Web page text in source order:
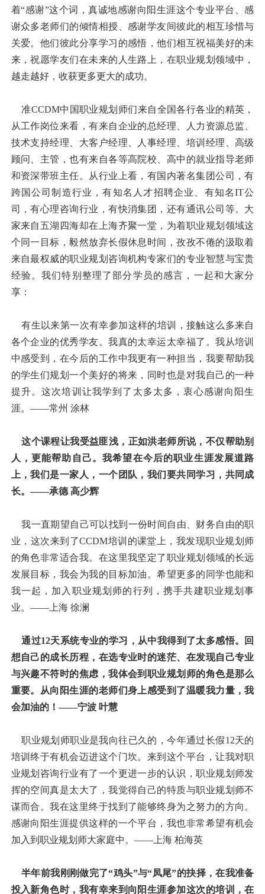
着“感谢”这个词，真诚地感谢向阳生涯这个专业平台、感
谢众多老师们的倾情相授、感谢学友间彼此的相互珍惜与
关爱。他们彼此分享学习的感悟，他们相互祝福美好的未
来，祝愿学友们在未来的人生路上，在职业规划领域中，
越走越好，收获更多更大的成功。
准CCDM中国职业规划师们来自全国各行各业的精英，
从工作岗位来看，有来自企业的总经理、人力资源总监、
技术支持经理、大客户经理、人事经理、培训经理、高级
顾问、主管，也有来自各等高院校、高中的就业指导老师
和资深带班主任。从行业上看，有国内著名集团公司，有
跨国公司制造行业，有知名人才招聘企业、有知名IT公
司，有心理咨询行业，有快消集团，还有通讯公司等。大
家来自五湖四海却在上海齐聚一堂，为着职业规划领域这
个同一目标，毅然放弃长假休息时间，孜孜不倦的汲取着
来自最权威的职业规划咨询机构专家们的专业智慧与宝贵
经验。我们特别整理了部分学员的感言，一起和大家分
享：
有生以来第一次有幸参加这样的培训，接触这么多来自
各个企业的优秀学友。我真的太幸运太幸福了。我从培训
中感受到，在今后的工作中我更有一种担当，我要帮助我
的学生们规划一个美好的将来，同时也是对我自己的一种
提升。这次培训让我学到了太多太多，衷心感谢向阳生
涯。——常州 涂林
这个课程让我受益匪浅，正如洪老师所说，不仅帮助别
人，更能帮助自己。我希望在今后的职业生涯发展道路
上，我们是一家人，一个团队，我们要共同学习，共同成
长。——承德 高少辉
我一直期望自己可以找到一份时间自由、财务自由的职
业，这次来到了CCDM培训的课堂上，我发现职业规划师
的角色非常适合我。在这里我坚定了职业规划领域的长远
发展目标，我会为我的目标加油。希望更多的同学也能和
我一起，加入职业规划师的行列，携手共建职业规划事
业。——上海 徐澜
通过12天系统专业的学习，从中我得到了太多感悟。回
想自己的成长历程，在选专业时的迷茫、在发现自己专业
与兴趣不符时的焦虑，我体会到职业规划师的角色是那么
重要。从向阳生涯的老师们身上感受到了温暖我力量，我
会加油的！——宁波 叶慧
职业规划师职业是我向往已久的，今年通过长假12天的
培训终于有机会迈进这个门坎。来到这个平台，让我对职
业规划咨询行业有了一个更进一步的认识，职业规划师发
挥的空间真是太大了，我觉得自己的特质与职业规划师不
谋而合。我在这里终于找到了能够终身为之努力的方向。
感谢向阳生涯提供这样的一个平台，我也非常希望有机会
加入到职业规划师大家庭中。——上海 柏海英
半年前我刚刚做完了“鸡头”与“凤尾”的抉择，在我准备
投入新角色时，我有幸来到向阳生涯参加这次的培训，在